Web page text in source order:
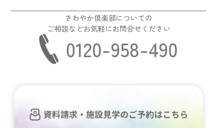
さわやか倶楽部についての
ご相談などお気軽にお問合せください
0120-958-490